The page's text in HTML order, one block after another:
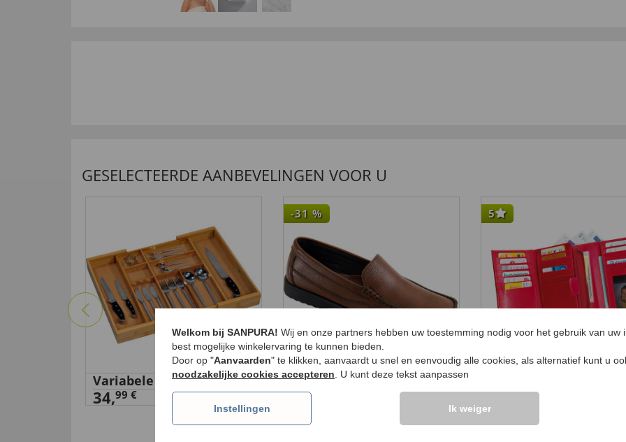
GESELECTEERDE AANBEVELINGEN VOOR U
Variabele bestekbak
34,99 €
-31 %
Hoogwaardige leren
mocassins
5
damesportemonnee
19,
Welkom bij SANPURA! Wij en onze partners hebben uw toestemming nodig voor het gebruik van uw
best mogelijke winkelervaring te kunnen bieden.
Door op "Aanvaarden" te klikken, aanvaardt u snel en eenvoudig alle cookies, als alternatief kunt u
noodzakelijke cookies accepteren . U kunt deze tekst aanpassen
Instellingen Ik weiger